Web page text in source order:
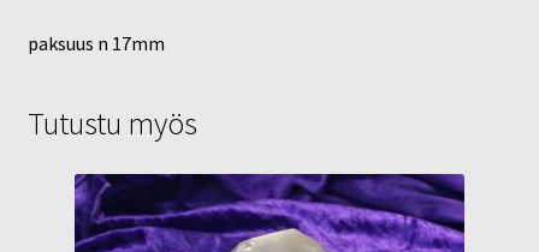
paksuus n 17mm
Tutustu myös